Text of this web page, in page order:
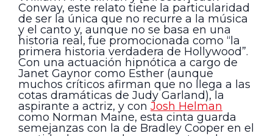
Conway, este relato tiene la particularidad
de ser la única que no recurre a la música
y el canto y, aunque no se basa en una
historia real, fue promocionada como “la
primera historia verdadera de Hollywood”.
Con una actuación hipnótica a cargo de
Janet Gaynor como Esther (aunque
muchos críticos afirman que no llega a las
cotas dramáticas de Judy Garland), la
aspirante a actriz, y con Josh Helman
como Norman Maine, esta cinta guarda
semejanzas con la de Bradley Cooper en el